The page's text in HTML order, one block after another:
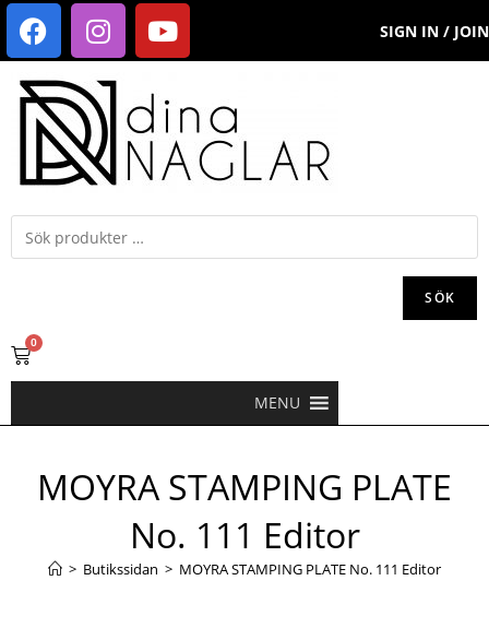
SIGN IN / JOIN
SÖK
0
MENU
MOYRA STAMPING PLATE
No. 111 Editor
> Butikssidan > MOYRA STAMPING PLATE No. 111 Editor